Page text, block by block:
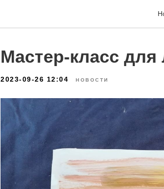
Мастер-класс
2023-09-26 12:04 НОВОСТИ